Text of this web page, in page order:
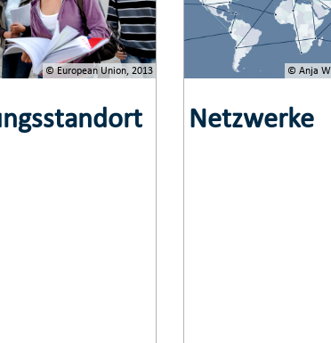
© European Union, 2013 © Anja
Netzwerke